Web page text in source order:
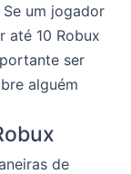
um jogador
até 10 Robux
ser
alguém
de